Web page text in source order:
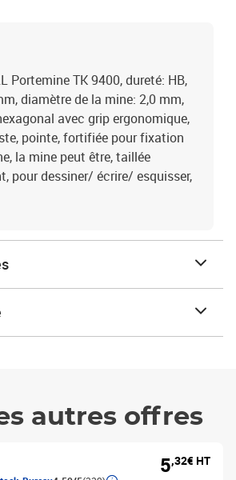
Portemine TK 9400, dureté: HB,
diamètre de la mine: 2,0 mm,
avec grip ergonomique,
pointe, fortifiée pour fixation
la mine peut être, taillée
pour dessiner/ écrire/ esquisser,
autres offres
5,32€ HT